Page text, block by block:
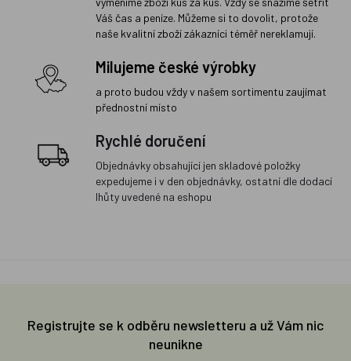
Váš čas a peníze. Můžeme si to dovolit, protože
naše kvalitní zboží zákazníci téměř nereklamují.
Milujeme české výrobky
a proto budou vždy v našem sortimentu zaujímat
přednostní místo
Rychlé doručení
Objednávky obsahující jen skladové položky
expedujeme i v den objednávky, ostatní dle dodací
lhůty uvedené na eshopu
Registrujte se k odběru newsletteru a už Vám nic
neunikne